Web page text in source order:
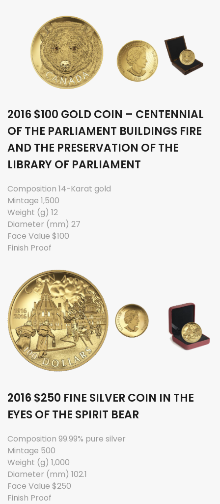
2016 $100 GOLD COIN – CENTENNIAL
OF THE PARLIAMENT BUILDINGS FIRE
AND THE PRESERVATION OF THE
LIBRARY OF PARLIAMENT
Composition 14-Karat gold
Mintage 1,500
Weight (g) 12
Diameter (mm) 27
Face Value $100
Finish Proof
2016 $250 FINE SILVER COIN IN THE
EYES OF THE SPIRIT BEAR
Composition 99.99% pure silver
Mintage 500
Weight (g) 1,000
Diameter (mm) 102.1
Face Value $250
Finish Proof